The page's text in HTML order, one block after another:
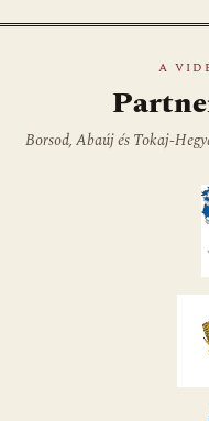
A
Borsod, Abaúj és Tokaj-